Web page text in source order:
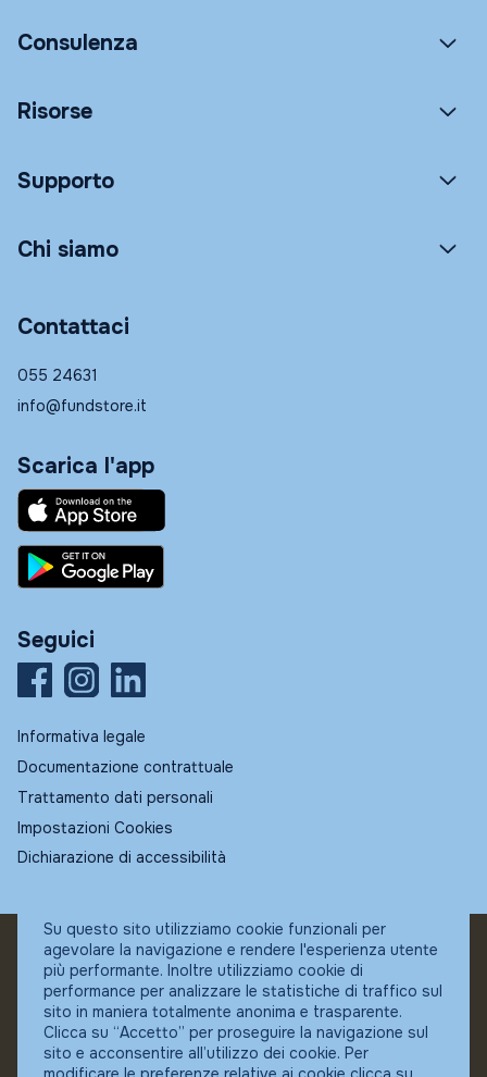
Consulenza
Risorse
Supporto
Chi siamo
Contattaci
055 24631
info@fundstore.it
Scarica l'app
Seguici
Informativa legale
Documentazione contrattuale
Trattamento dati personali
Impostazioni Cookies
Dichiarazione di accessibilità
© Fundstore
Collocatore autorizzato:
Banca Ifigest SpA
P.Iva: 04337180485
Su questo sito utilizziamo cookie funzionali per
agevolare la navigazione e rendere l'esperienza utente
più performante. Inoltre utilizziamo cookie di
performance per analizzare le statistiche di traffico sul
sito in maniera totalmente anonima e trasparente.
Clicca su “Accetto” per proseguire la navigazione sul
sito e acconsentire all’utilizzo dei cookie. Per